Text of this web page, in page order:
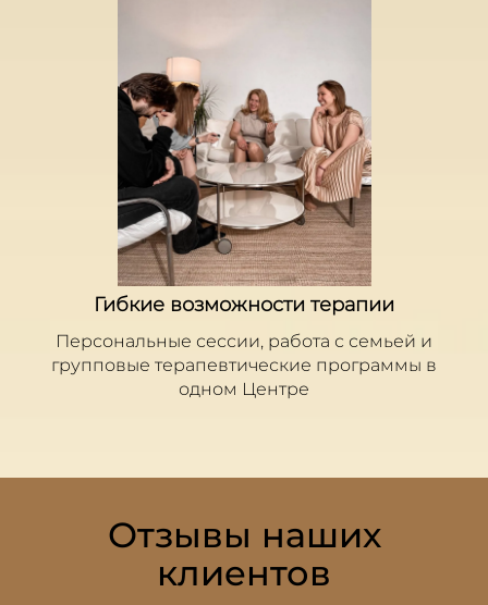
Гибкие возможности терапии
Персональные сессии, работа с семьей и
групповые терапевтические программы в
одном Центре
Отзывы наших
клиентов